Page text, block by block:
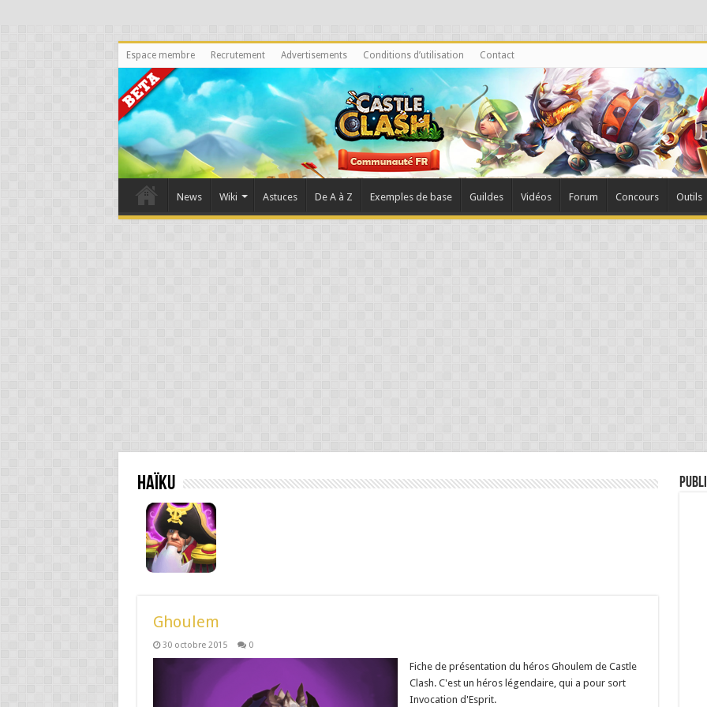
Espace membre Recrutement Advertisements Conditions d’utilisation Contact
News Wiki Astuces De A à Z Exemples de base Guildes Vidéos Forum Concours Outils
Haïku
Ghoulem
30 octobre 2015 0
Fiche de présentation du héros Ghoulem de Castle
Clash. C'est un héros légendaire, qui a pour sort
Invocation d'Esprit.